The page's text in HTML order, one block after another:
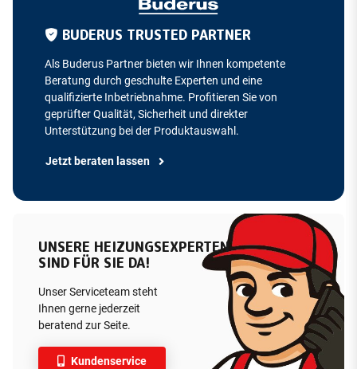
BUDERUS TRUSTED PARTNER
Als Buderus Partner bieten wir Ihnen kompetente
Beratung durch geschulte Experten und eine
qualifizierte Inbetriebnahme. Profitieren Sie von
geprüfter Qualität, Sicherheit und direkter
Unterstützung bei der Produktauswahl.
Jetzt beraten lassen
UNSERE HEIZUNGSEXPERTEN
SIND FÜR SIE DA!
Unser Serviceteam steht
Ihnen gerne jederzeit
beratend zur Seite.
Kundenservice